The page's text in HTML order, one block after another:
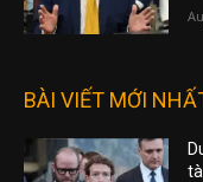
BÀI VIẾT MỚI